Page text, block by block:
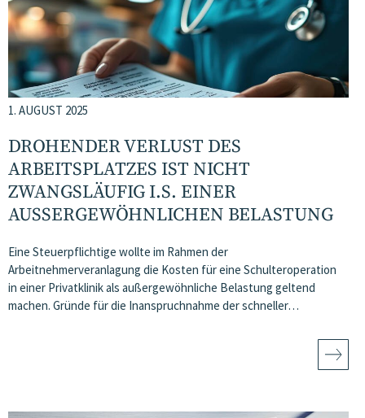
1. AUGUST 2025
DROHENDER VERLUST DES
ARBEITSPLATZES IST NICHT
ZWANGSLÄUFIG I.S. EINER
AUSSERGEWÖHNLICHEN BELASTUNG
Eine Steuerpflichtige wollte im Rahmen der
Arbeitnehmerveranlagung die Kosten für eine Schulteroperation
in einer Privatklinik als außergewöhnliche Belastung geltend
machen. Gründe für die Inanspruchnahme der schneller…